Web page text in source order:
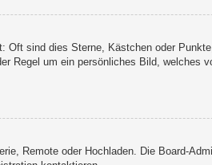
sind dies Sterne, Kästchen oder
Regel um ein persönliches Bild, welches
Remote oder Hochladen. Die Board-